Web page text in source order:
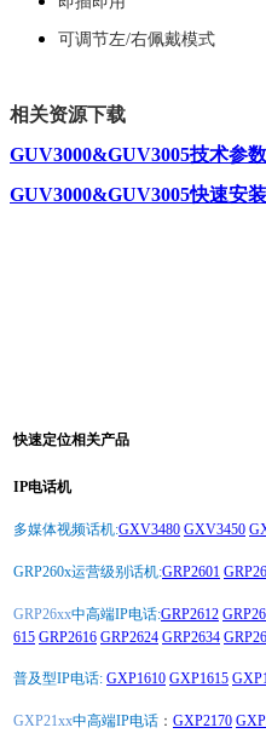
可调节左/右佩戴模式
相关资源下载
GUV3000&GUV3005技术参
GUV3000&GUV3005快速安
快速定位相关产品
IP电话机
多媒体视频话机:GXV3480 GXV3450
GRP260x运营级别话机:GRP2601
GRP26xx中高端IP电话:GRP2612
615 GRP2616 GRP2624 GRP2634
普及型IP电话: GXP1610 GXP1615
GXP21xx中高端IP电话 ： GXP2170